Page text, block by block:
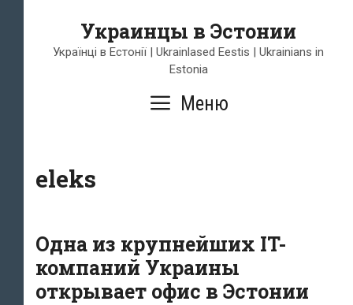
содержимому
Украинцы в Эстонии
Українці в Естонії | Ukrainlased Eestis | Ukrainians in
Estonia
Меню
eleks
Одна из крупнейших IT-
компаний Украины
открывает офис в Эстонии